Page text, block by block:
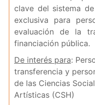
clave del sistema
exclusiva para
evaluación de la
financiación pública.
De interés para:
transferencia y
de las Ciencias
Artísticas (CSH)